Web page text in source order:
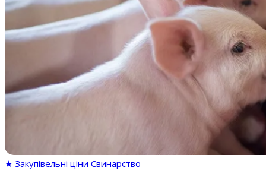
★ Закупівельні ціни Свинарство